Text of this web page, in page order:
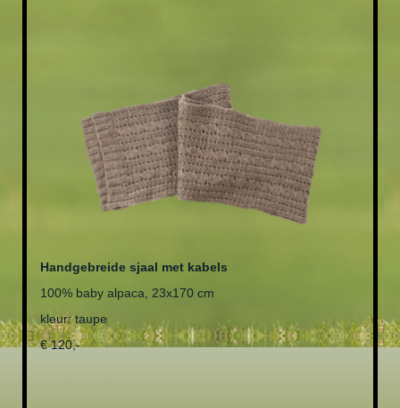
Handgebreide sjaal met kabels
100% baby alpaca, 23x170 cm
kleur: taupe
€ 120,-